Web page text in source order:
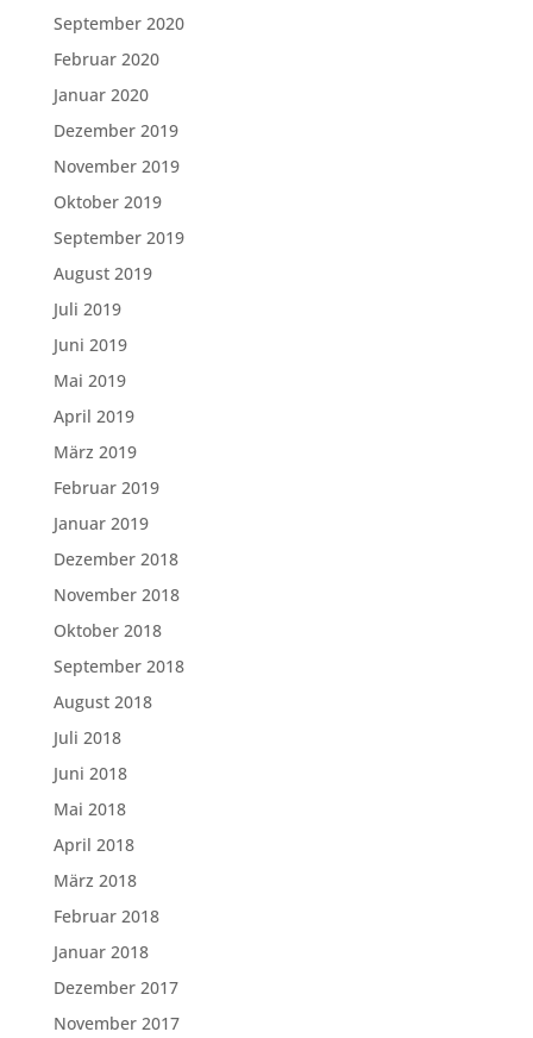
September 2020
Februar 2020
Januar 2020
Dezember 2019
November 2019
Oktober 2019
September 2019
August 2019
Juli 2019
Juni 2019
Mai 2019
April 2019
März 2019
Februar 2019
Januar 2019
Dezember 2018
November 2018
Oktober 2018
September 2018
August 2018
Juli 2018
Juni 2018
Mai 2018
April 2018
März 2018
Februar 2018
Januar 2018
Dezember 2017
November 2017